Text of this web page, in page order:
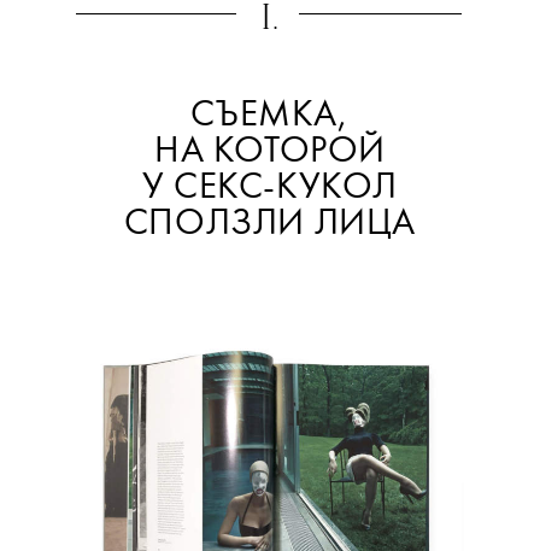
I.
СЪЕМКА,
НА КОТОРОЙ
У СЕКС-КУКОЛ
СПОЛЗЛИ ЛИЦА